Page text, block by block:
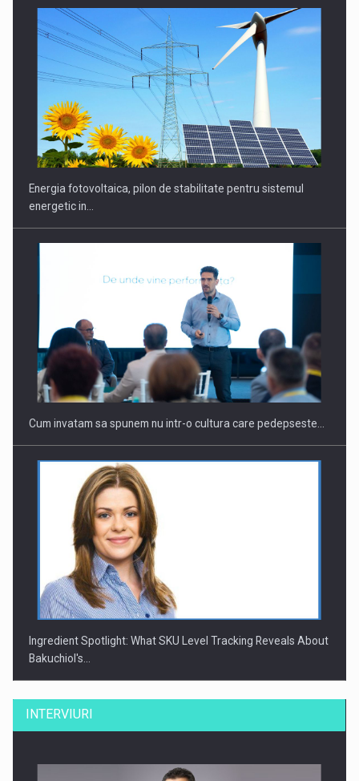
CEO Conference - Shaping The Future - Technology and…
Webinar - Business Evolution-RETHINK STRATEGY-Finantare
Investitii Digitalizare
Energia fotovoltaica, pilon de stabilitate pentru sistemul
energetic in…
Cum invatam sa spunem nu intr-o cultura care pedepseste…
Ingredient Spotlight: What SKU Level Tracking Reveals About
Bakuchiol's…
INTERVIURI